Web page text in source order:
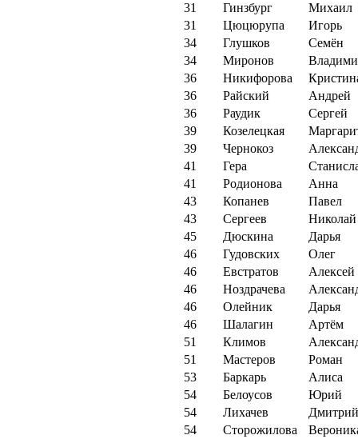
31
Гинзбург
Михаил
31
Цюцюрупа
Игорь
34
Глушков
Семён
34
Миронов
36
Никифорова
36
Райский
Андрей
36
Раудик
Сергей
39
Козелецкая
39
Чернокоз
41
Гера
41
Родионова
Анна
43
Копанев
Павел
43
Сергеев
Николай
45
Дюскина
Дарья
46
Гудовских
Олег
46
Евстратов
Алексей
46
Ноздрачева
46
Олейник
Дарья
46
Шалагин
Артём
51
Климов
51
Мастеров
Роман
53
Баркарь
Алиса
54
Белоусов
Юрий
54
Лихачев
Дмитрий
54
Сторожилова